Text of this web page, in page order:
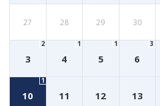
27 28 29 30
3
2
4
1
5
1
6
3
10
1
11 12 13